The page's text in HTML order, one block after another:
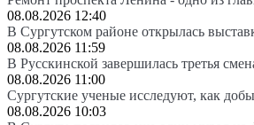
08.08.2026 12:40
В Сургутском районе открылась
08.08.2026 11:59
В Русскинской завершилась третья
08.08.2026 11:00
Сургутские ученые исследуют, как
08.08.2026 10:03